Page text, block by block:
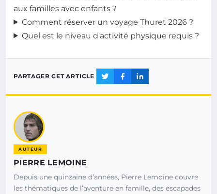
aux familles avec enfants ?
Comment réserver un voyage Thuret 2026 ?
Quel est le niveau d'activité physique requis ?
PARTAGER CET ARTICLE
AUTEUR
PIERRE LEMOINE
Depuis une quinzaine d’années, Pierre Lemoine couvre
les thématiques de l’aventure en famille, des escapades